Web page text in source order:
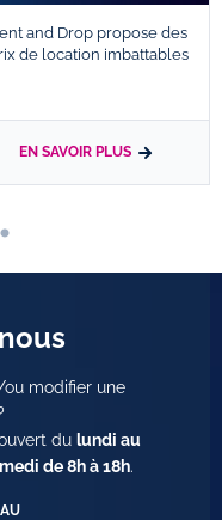
and Drop propose des
de location imbattables
EN SAVOIR PLUS
modifier une
du lundi au
de 8h à 18h.